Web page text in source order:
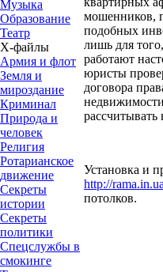
Музыка
Образование
Театр
Х-файлы
Армия и флот
Земля и
мироздание
Криминал
Природа и
человек
Религия
Ротарианское
движение
Секреты
истории
Секреты
политики
Спецслужбы в
смокинге
мошенников,
подобных
лишь для
работают
юристы
договора
Установка и
http://
потолков.